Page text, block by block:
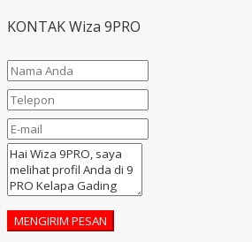
KONTAK Wiza 9PRO
MENGIRIM PESAN